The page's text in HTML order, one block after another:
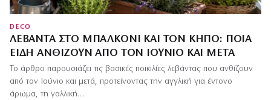
DECO
ΛΕΒΆΝΤΑ ΣΤΟ ΜΠΑΛΚΌΝΙ ΚΑΙ ΤΟΝ ΚΉΠΟ: ΠΟΙΑ
ΕΊΔΗ ΑΝΘΊΖΟΥΝ ΑΠΌ ΤΟΝ ΙΟΎΝΙΟ ΚΑΙ ΜΕΤΆ
Το άρθρο παρουσιάζει τις βασικές ποικιλίες λεβάντας που ανθίζουν
από τον Ιούνιο και μετά, προτείνοντας την αγγλική για έντονο
άρωμα, τη γαλλική…